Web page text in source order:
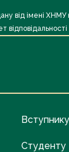
від імені ХНМУ
Вступнику
Студенту